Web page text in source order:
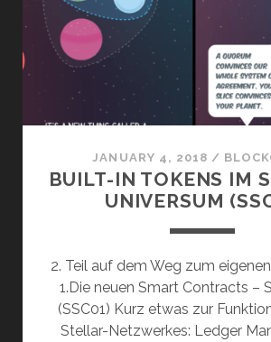
JANUARY 4, 2018 /
BUILT-IN TOKENS IM
UNIVERSUM
2. Teil auf dem Weg zum
1.Die neuen Smart Contracts –
(SSC01) Kurz etwas zur
Stellar-Netzwerkes: Ledger